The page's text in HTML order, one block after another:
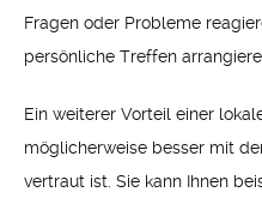
Fragen oder Probleme
persönliche Treffen
Ein weiterer Vorteil einer
möglicherweise besser mit
vertraut ist. Sie kann Ihnen